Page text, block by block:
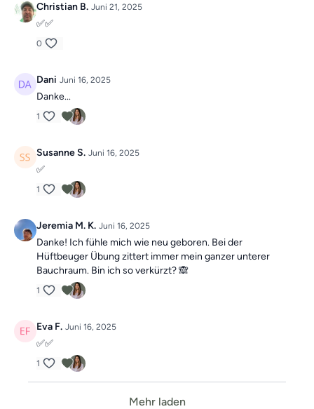
Christian B. Juni 21, 2025
✅✅
0
Dani Juni 16, 2025
Danke...
1
Susanne S. Juni 16, 2025
✅
1
Jeremia M. K. Juni 16, 2025
Danke! Ich fühle mich wie neu geboren. Bei der
Hüftbeuger Übung zittert immer mein ganzer unterer
Bauchraum. Bin ich so verkürzt? 🙈
1
Eva F. Juni 16, 2025
✅✅
1
Mehr laden